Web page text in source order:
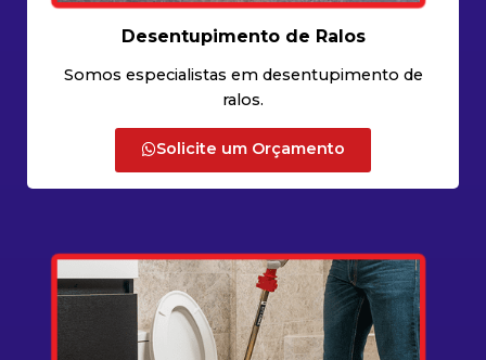
Desentupimento de Ralos
Somos especialistas em desentupimento de
ralos.
Solicite um Orçamento